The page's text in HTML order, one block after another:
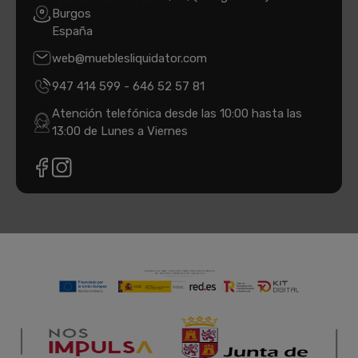
Burgos
España
web@mueblesliquidator.com
947 414 599 - 646 52 57 81
Atención telefónica desde las 10:00 hasta las
13:00 de Lunes a Viernes